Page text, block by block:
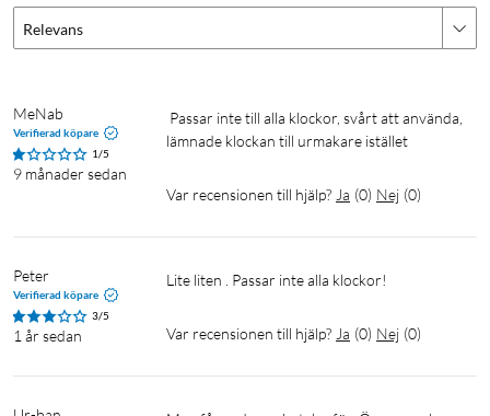
Relevans
MeNab
Verifierad köpare
1/5
9 månader sedan
lämnade klockan till urmakare istället
Var recensionen till hjälp? Ja (0) Nej (0)
Peter
Verifierad köpare
3/5
1 år sedan
Lite liten . Passar inte alla klockor!
Var recensionen till hjälp? Ja (0) Nej (0)